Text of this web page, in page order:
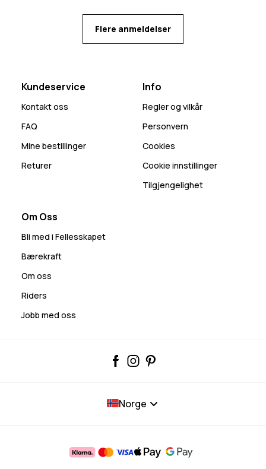
Flere anmeldelser
Kundeservice
Kontakt oss
FAQ
Mine bestillinger
Returer
Info
Regler og vilkår
Personvern
Cookies
Cookie innstillinger
Tilgjengelighet
Om Oss
Bli med i Fellesskapet
Bærekraft
Om oss
Riders
Jobb med oss
Norge